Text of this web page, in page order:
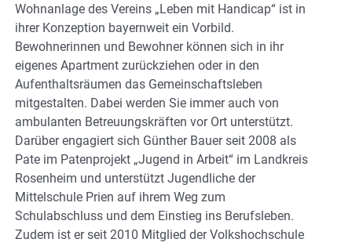
Wohnanlage des Vereins „Leben mit Handicap“ ist in
ihrer Konzeption bayernweit ein Vorbild.
Bewohnerinnen und Bewohner können sich in ihr
eigenes Apartment zurückziehen oder in den
Aufenthaltsräumen das Gemeinschaftsleben
mitgestalten. Dabei werden Sie immer auch von
ambulanten Betreuungskräften vor Ort unterstützt.
Darüber engagiert sich Günther Bauer seit 2008 als
Pate im Patenprojekt „Jugend in Arbeit“ im Landkreis
Rosenheim und unterstützt Jugendliche der
Mittelschule Prien auf ihrem Weg zum
Schulabschluss und dem Einstieg ins Berufsleben.
Zudem ist er seit 2010 Mitglied der Volkshochschule